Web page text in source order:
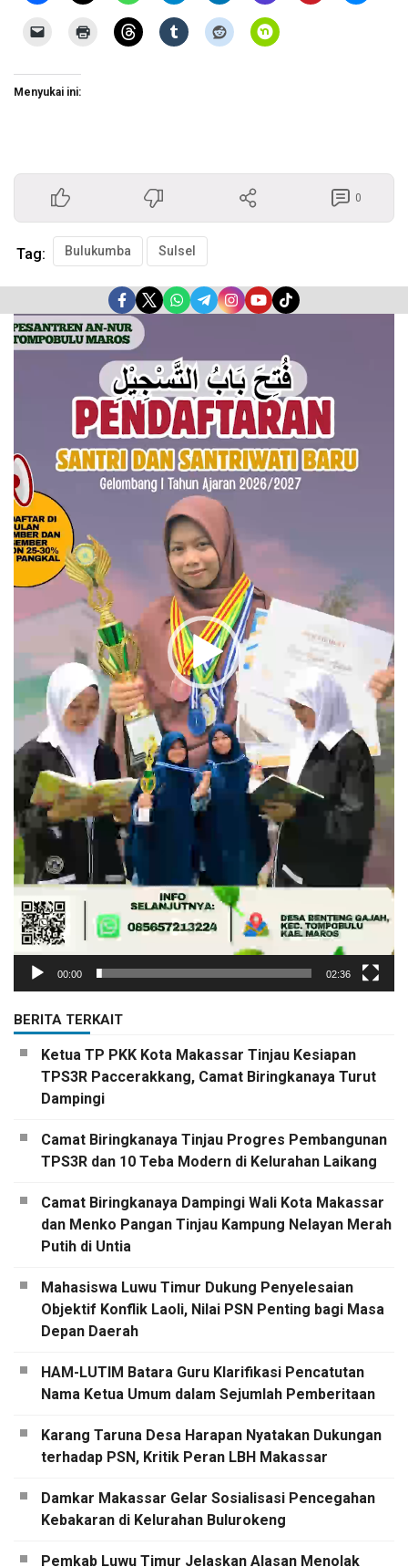
Menyukai ini:
0
Tag: Bulukumba Sulsel
Pemutar
Video
00:00 02:36
BERITA TERKAIT
Ketua TP PKK Kota Makassar Tinjau Kesiapan
TPS3R Paccerakkang, Camat Biringkanaya Turut
Dampingi
Camat Biringkanaya Tinjau Progres Pembangunan
TPS3R dan 10 Teba Modern di Kelurahan Laikang
Camat Biringkanaya Dampingi Wali Kota Makassar
dan Menko Pangan Tinjau Kampung Nelayan Merah
Putih di Untia
Mahasiswa Luwu Timur Dukung Penyelesaian
Objektif Konflik Laoli, Nilai PSN Penting bagi Masa
Depan Daerah
HAM-LUTIM Batara Guru Klarifikasi Pencatutan
Nama Ketua Umum dalam Sejumlah Pemberitaan
Karang Taruna Desa Harapan Nyatakan Dukungan
terhadap PSN, Kritik Peran LBH Makassar
Damkar Makassar Gelar Sosialisasi Pencegahan
Kebakaran di Kelurahan Bulurokeng
Pemkab Luwu Timur Jelaskan Alasan Menolak